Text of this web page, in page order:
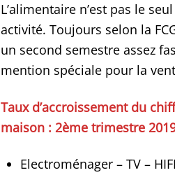
L’alimentaire n’est pas le
activité. Toujours selon la
un second semestre assez
mention spéciale pour la
Taux d’accroissement du
maison : 2ème trimestre
Electroménager – TV –